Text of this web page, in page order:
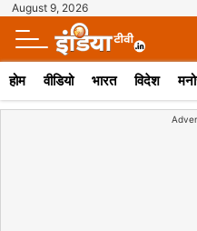
August 9, 2026
होम वीडियो भारत विदेश